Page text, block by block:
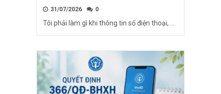
31/07/2026 0
Tôi phải làm gì khi thông tin số điện thoại, …